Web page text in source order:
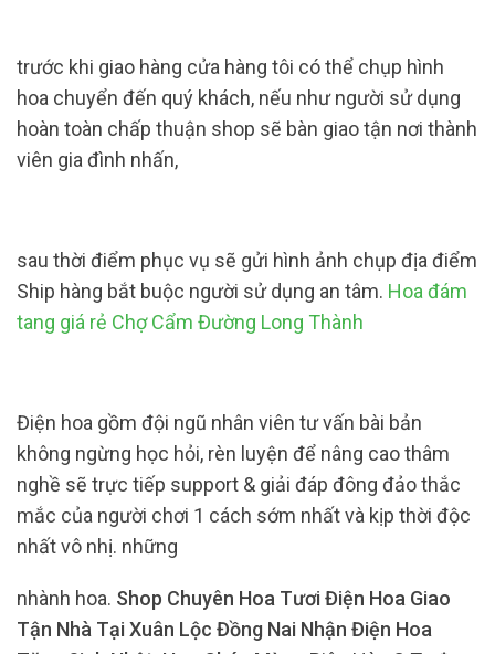
trước khi giao hàng cửa hàng tôi có thể chụp hình
hoa chuyển đến quý khách, nếu như người sử dụng
hoàn toàn chấp thuận shop sẽ bàn giao tận nơi thành
viên gia đình nhấn,
sau thời điểm phục vụ sẽ gửi hình ảnh chụp địa điểm
Ship hàng bắt buộc người sử dụng an tâm. Hoa đám
tang giá rẻ Chợ Cẩm Đường Long Thành
Điện hoa gồm đội ngũ nhân viên tư vấn bài bản
không ngừng học hỏi, rèn luyện để nâng cao thâm
nghề sẽ trực tiếp support & giải đáp đông đảo thắc
mắc của người chơi 1 cách sớm nhất và kịp thời độc
nhất vô nhị. những
nhành hoa. Shop Chuyên Hoa Tươi Điện Hoa Giao
Tận Nhà Tại Xuân Lộc Đồng Nai Nhận Điện Hoa